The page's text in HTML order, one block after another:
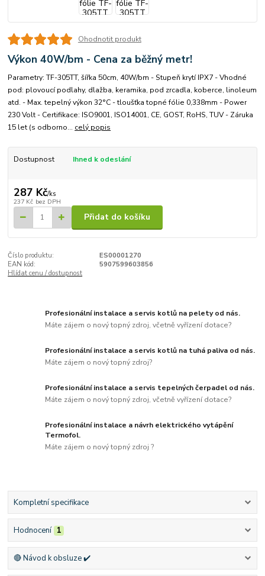
Ohodnotit produkt
Výkon 40W/bm - Cena za běžný metr!
Parametry: TF-305TT, šířka 50cm, 40W/bm - Stupeň krytí IPX7 - Vhodné
pod: plovoucí podlahy, dlažba, keramika, pod zrcadla, koberce, linoleum
atd. - Max. tepelný výkon 32°C - tloušťka topné fólie 0,338mm - Power
230 Volt - Certifikace: ISO9001, ISO14001, CE, GOST, RoHS, TUV - Záruka
15 let (s odborno... celý popis
Dostupnost Ihned k odeslání
287 Kč/ks
237 Kč bez DPH
Přidat do košíku
Číslo produktu:
ES00001270
EAN kód:
5907599603856
Hlídat cenu / dostupnost
Profesionální instalace a servis kotlů na pelety od nás.
Máte zájem o nový topný zdroj, včetně vyřízení dotace?
Profesionální instalace a servis kotlů na tuhá paliva od nás.
Máte zájem o nový topný zdroj?
Profesionální instalace a servis tepelných čerpadel od nás.
Máte zájem o nový topný zdroj, včetně vyřízení dotace?
Profesionální instalace a návrh elektrického vytápění
Termofol.
Máte zájem o nový topný zdroj ?
Kompletní specifikace
Hodnocení 1
🔴 Návod k obsluze ✔️